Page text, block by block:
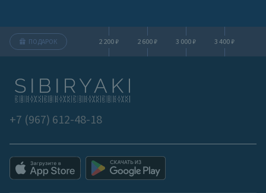
ПОДАРОК 2 200 ₽ 2 600 ₽ 3 000 ₽ 3 400 ₽
+7 (967) 612-48-18